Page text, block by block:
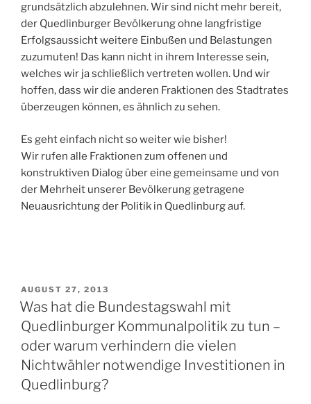
grundsätzlich abzulehnen. Wir sind nicht mehr bereit,
der Quedlinburger Bevölkerung ohne langfristige
Erfolgsaussicht weitere Einbußen und Belastungen
zuzumuten! Das kann nicht in ihrem Interesse sein,
welches wir ja schließlich vertreten wollen. Und wir
hoffen, dass wir die anderen Fraktionen des Stadtrates
überzeugen können, es ähnlich zu sehen.
Es geht einfach nicht so weiter wie bisher!
Wir rufen alle Fraktionen zum offenen und
konstruktiven Dialog über eine gemeinsame und von
der Mehrheit unserer Bevölkerung getragene
Neuausrichtung der Politik in Quedlinburg auf.
VERÖFFENTLICHT
AM
AUGUST 27, 2013
Was hat die Bundestagswahl mit
Quedlinburger Kommunalpolitik zu tun –
oder warum verhindern die vielen
Nichtwähler notwendige Investitionen in
Quedlinburg?